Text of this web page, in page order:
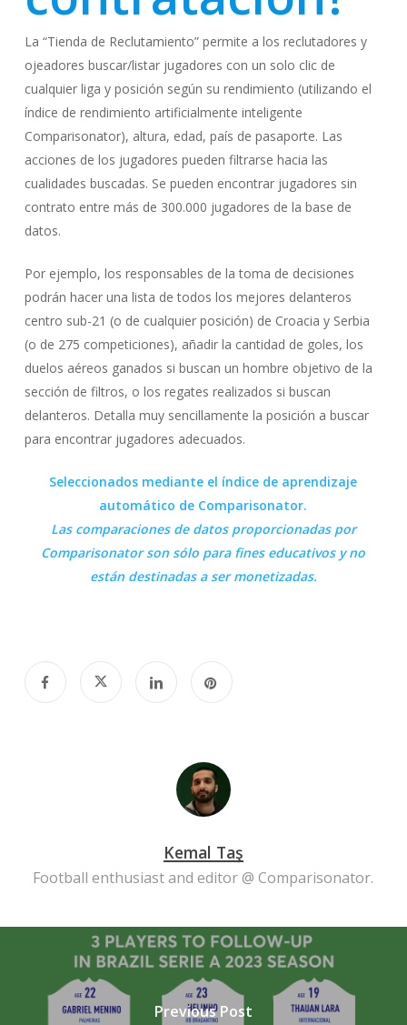
La “Tienda de Reclutamiento” permite a los reclutadores y
ojeadores buscar/listar jugadores con un solo clic de
cualquier liga y posición según su rendimiento (utilizando el
índice de rendimiento artificialmente inteligente
Comparisonator), altura, edad, país de pasaporte. Las
acciones de los jugadores pueden filtrarse hacia las
cualidades buscadas. Se pueden encontrar jugadores sin
contrato entre más de 300.000 jugadores de la base de
datos.
Por ejemplo, los responsables de la toma de decisiones
podrán hacer una lista de todos los mejores delanteros
centro sub-21 (o de cualquier posición) de Croacia y Serbia
(o de 275 competiciones), añadir la cantidad de goles, los
duelos aéreos ganados si buscan un hombre objetivo de la
sección de filtros, o los regates realizados si buscan
delanteros. Detalla muy sencillamente la posición a buscar
para encontrar jugadores adecuados.
Seleccionados mediante el índice de aprendizaje
automático de Comparisonator.
Las comparaciones de datos proporcionadas por
Comparisonatorson sólo para fines educativos y no
están destinadas a ser monetizadas.
Kemal Taş
Football enthusiast and editor @ Comparisonator.
Previous Post